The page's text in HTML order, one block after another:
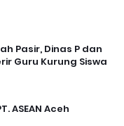
Pasir, Dinas P dan
Guru Kurung Siswa
ASEAN Aceh